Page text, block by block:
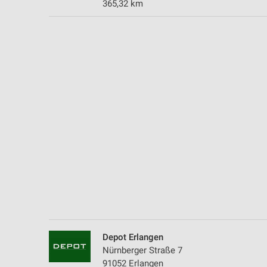
365,32 km
Depot Erlangen
Nürnberger Straße 7
91052 Erlangen
Messung der Performance von Inhalten